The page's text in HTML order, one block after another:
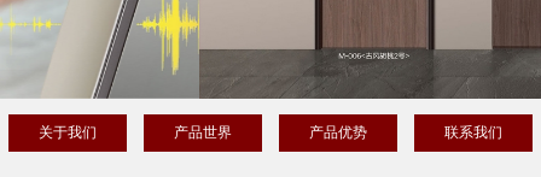
关于我们 产品世界 产品优势 联系我们